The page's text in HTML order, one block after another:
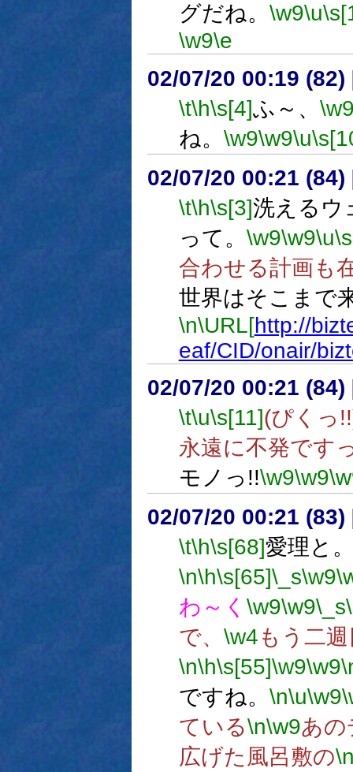
グだね。 \w9\u
\w9\e
02/07/20 00:19 (82)
\t\h\s[4]ふ～、
ね。 \w9\w9\u
02/07/20 00:21 (84)
\t\h\s[3]洗えるウ
って。 \w9\w9\u
合わせる計画も
世界はそこまで
\n\URL[http://
eaf/CID/onair/
02/07/20 00:21 (84)
\t\u\s[11](ぴくっ
永遠に不発です
モノっ!!\w9\w9
02/07/20 00:21 (83)
\t\h\s[68]愛理と
\n\h\s[65]\_s\w9
わ～く \w9\w9\_s
で、 \w4もう二
\n\h\s[55]\w9\w9
ですね。 \n\u\w9
ている\n\w9あの
広げた風呂敷の